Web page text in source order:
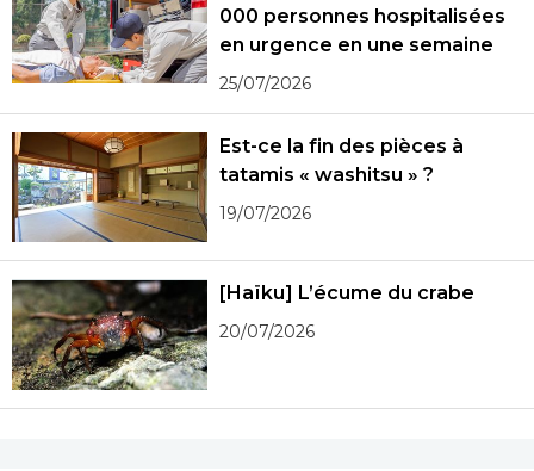
000 personnes hospitalisées
en urgence en une semaine
25/07/2026
Est-ce la fin des pièces à
tatamis « washitsu » ?
19/07/2026
[Haïku] L’écume du crabe
20/07/2026